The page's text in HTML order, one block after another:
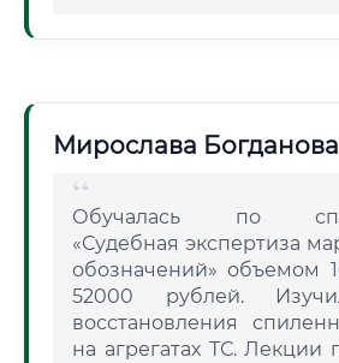
Мирослава Богданова
Обучалась по
«Судебная экспертиза
обозначений» объемом
52000 рублей.
восстановления
на агрегатах ТС. Лекции